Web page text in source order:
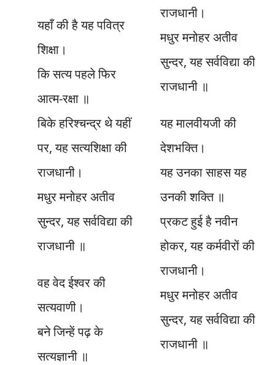
यहाँ की है यह पवित्र
शिक्षा।
कि सत्य पहले फिर
आत्म-रक्षा ॥
बिके हरिश्चन्द्र थे यहीं
पर, यह सत्यशिक्षा की
राजधानी।
मधुर मनोहर अतीव
सुन्दर, यह सर्वविद्या की
राजधानी ॥
वह वेद ईश्वर की
सत्यवाणी।
बने जिन्हें पढ़ के
सत्यज्ञानी ॥
राजधानी।
मधुर मनोहर अतीव
सुन्दर, यह सर्वविद्या की
राजधानी ॥
यह मालवीयजी की
देशभक्ति।
यह उनका साहस यह
उनकी शक्ति ॥
प्रकट हुई है नवीन
होकर, यह कर्मवीरों की
राजधानी।
मधुर मनोहर अतीव
सुन्दर, यह सर्वविद्या की
राजधानी ॥